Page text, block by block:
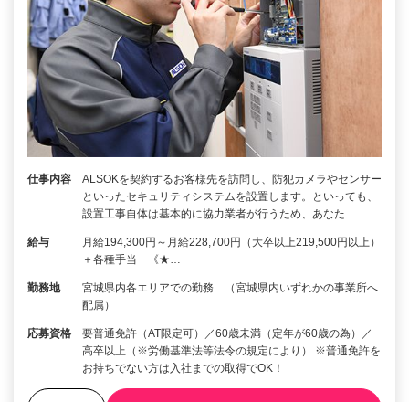
仕事内容
ALSOKを契約するお客様先を訪問し、防犯カメラやセンサー
といったセキュリティシステムを設置します。といっても、
設置工事自体は基本的に協力業者が行うため、あなた…
給与
月給194,300円～月給228,700円（大卒以上219,500円以上）
＋各種手当 《★…
勤務地
宮城県内各エリアでの勤務 （宮城県内いずれかの事業所へ
配属）
応募資格
要普通免許（AT限定可）／60歳未満（定年が60歳の為）／
高卒以上（※労働基準法等法令の規定により） ※普通免許を
お持ちでない方は入社までの取得でOK！